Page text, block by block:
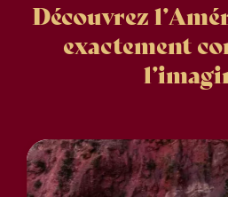
Découvrez
exactement